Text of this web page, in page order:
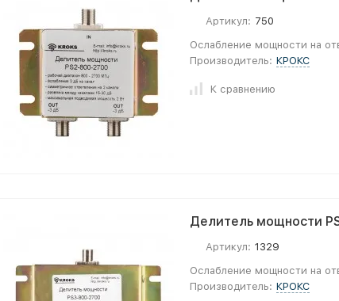
Артикул: 750
Ослабление мощности на
Производитель: КРОКС
К сравнению
Делитель мощности
Артикул: 1329
Ослабление мощности на
Производитель: КРОКС